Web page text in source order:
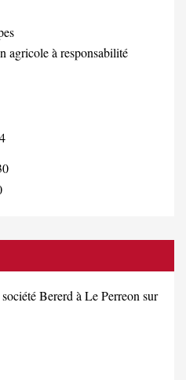
agricole à responsabilité
Bererd à Le Perreon sur